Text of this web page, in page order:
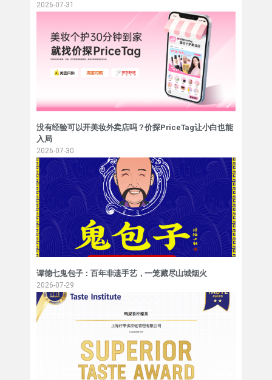
2026-07-31
没有经验可以开美妆外卖店吗？价探PriceTag让小白也能
入局
2026-07-30
谭德七鬼包子：百年非遗手艺，一笼藏尽山城烟火
2026-07-29